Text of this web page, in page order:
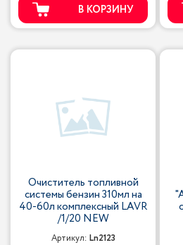
В КОРЗИНУ
Очиститель топливной
системы бензин 310мл на
40-60л комплексный LAVR
/1/20 NEW
Артикул: Ln2123